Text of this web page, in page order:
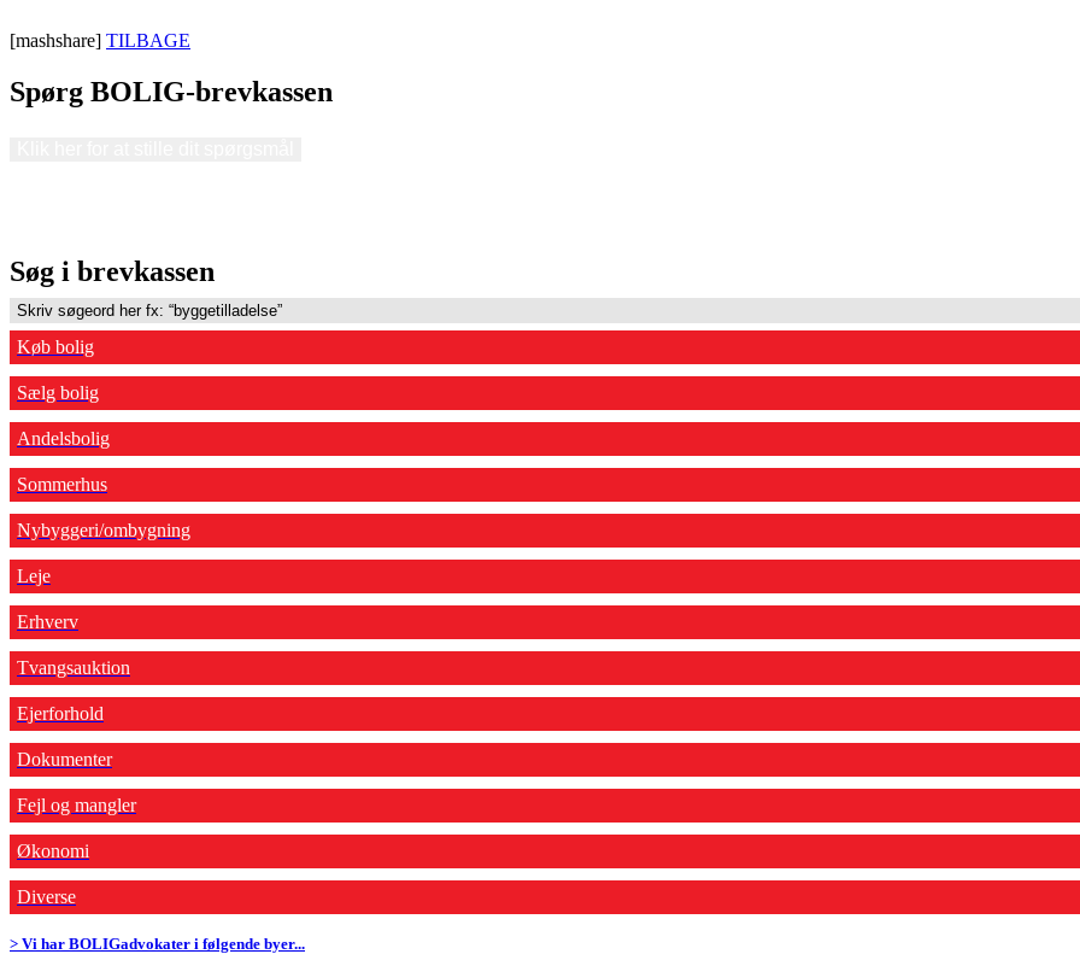
[mashshare] TILBAGE
Spørg BOLIG-brevkassen
Søg i brevkassen
Køb bolig
Sælg bolig
Andelsbolig
Sommerhus
Nybyggeri/ombygning
Leje
Erhverv
Tvangsauktion
Ejerforhold
Dokumenter
Fejl og mangler
Økonomi
Diverse
> Vi har BOLIGadvokater i følgende byer...